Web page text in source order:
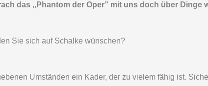
das ,,Phantom der Oper” mit uns doch über Dinge
Sie sich auf Schalke wünschen?
Umständen ein Kader, der zu vielem fähig ist.